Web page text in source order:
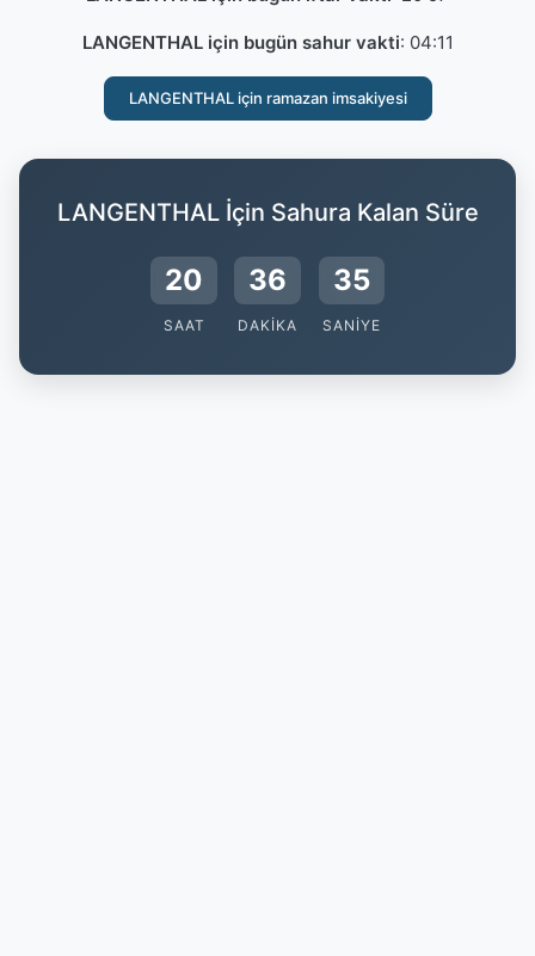
LANGENTHAL için bugün sahur vakti: 04:11
LANGENTHAL için ramazan imsakiyesi
LANGENTHAL İçin Sahura Kalan Süre
20
SAAT
36
DAKIKA
34
SANIYE